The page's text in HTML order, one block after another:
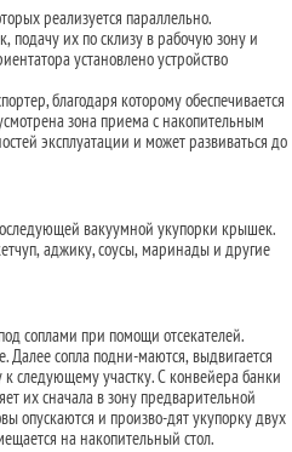
реализуется параллельно.
подачу их по склизу в рабочую зону и
установлено устройство
благодаря которому обеспечивается
зона приема с накопительным
эксплуатации и может развиваться до
вакуумной укупорки крышек.
аджику, соусы, маринады и другие
соплами при помощи отсекателей.
Далее сопла подни-маются, выдвигается
к следующему участку. С конвейера банки
их сначала в зону предварительной
опускаются и произво-дят укупорку двух
на накопительный стол.